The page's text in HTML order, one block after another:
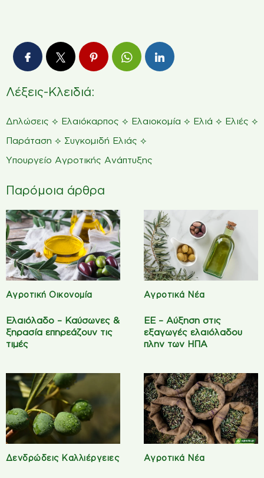
Λέξεις-Κλειδιά:
Δηλώσεις ⟡ Ελαιόκαρπος ⟡ Ελαιοκομία ⟡ Ελιά ⟡ Ελιές ⟡
Παράταση ⟡ Συγκομιδή Ελιάς ⟡
Υπουργείο Αγροτικής Ανάπτυξης
Παρόμοια άρθρα
Αγροτική Οικονομία
Ελαιόλαδο – Καύσωνες &
ξηρασία επηρεάζουν τις
τιμές
Αγροτικά Νέα
ΕΕ – Αύξηση στις
εξαγωγές ελαιόλαδου
πλην των ΗΠΑ
Δενδρώδεις Καλλιέργειες Αγροτικά Νέα